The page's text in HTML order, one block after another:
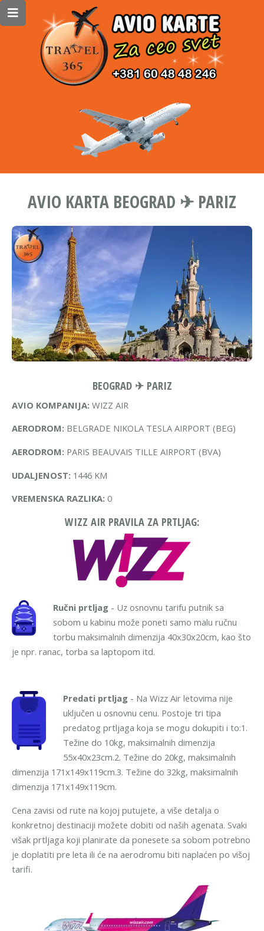
AVIO KARTA BEOGRAD ✈ PARIZ
BEOGRAD ✈ PARIZ
AVIO KOMPANIJA: WIZZ AIR
AERODROM: BELGRADE NIKOLA TESLA AIRPORT (BEG)
AERODROM: PARIS BEAUVAIS TILLE AIRPORT (BVA)
UDALJENOST: 1446 KM
VREMENSKA RAZLIKA: 0
WIZZ AIR PRAVILA ZA PRTLJAG:
Ručni prtljag - Uz osnovnu tarifu putnik sa
sobom u kabinu može poneti samo malu ručnu
torbu maksimalnih dimenzija 40x30x20cm, kao što
je npr. ranac, torba sa laptopom itd.
Predati prtljag - Na Wizz Air letovima nije
uključen u osnovnu cenu. Postoje tri tipa
predatog prtljaga koja se mogu dokupiti i to:1.
Težine do 10kg, maksimalnih dimenzija
55x40x23cm.2. Težine do 20kg, maksimalnih
dimenzija 171x149x119cm.3. Težine do 32kg, maksimalnih
dimenzija 171x149x119cm.
Cena zavisi od rute na kojoj putujete, a više detalja o
konkretnoj destinaciji možete dobiti od naših agenata. Svaki
višak prtljaga koji planirate da ponesete sa sobom potrebno
je doplatiti pre leta ili će na aerodromu biti naplaćen po višoj
tarifi.